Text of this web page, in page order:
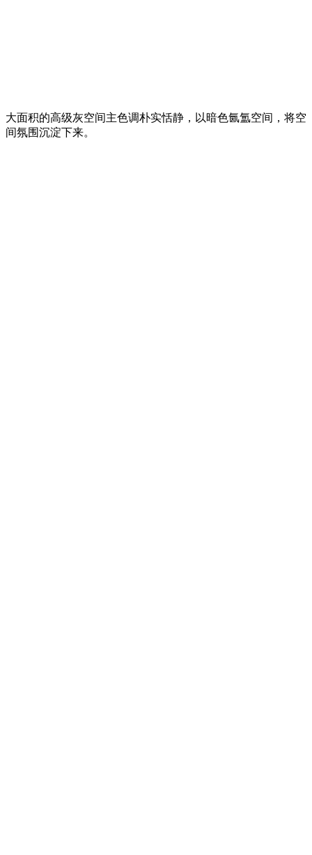
大面积的高级灰空间主色调朴实恬静，以暗色氤氲空间，将空
间氛围沉淀下来。